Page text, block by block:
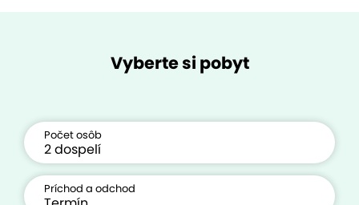
Vyberte si pobyt
Počet osôb
Príchod a odchod